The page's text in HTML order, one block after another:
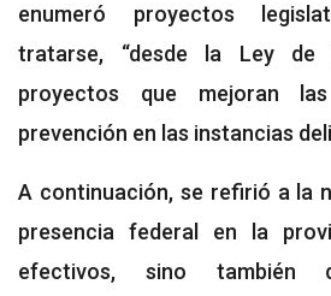
enumeró proyectos
tratarse, “desde la Ley de
proyectos que mejoran
prevención en las instancias
A continuación, se refirió a la
presencia federal en la
efectivos, sino también